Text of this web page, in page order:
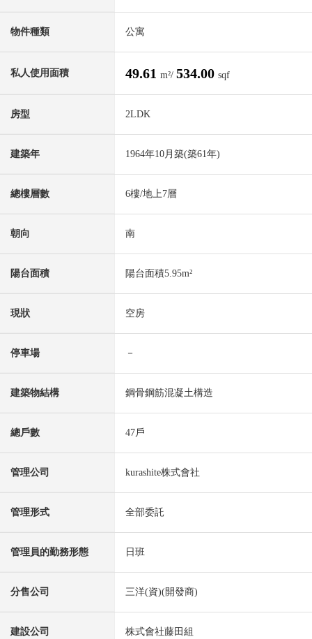
物件種類 公寓
私人使用面積 49.61 m²/ 534.00 sqf
房型 2LDK
建築年 1964年10月築(築61年)
總樓層數 6樓/地上7層
朝向 南
陽台面積 陽台面積5.95m²
現狀 空房
停車場 －
建築物結構 鋼骨鋼筋混凝土構造
總戶數 47戶
管理公司 kurashite株式會社
管理形式 全部委託
管理員的勤務形態 日班
分售公司 三洋(資)(開發商)
建設公司 株式會社藤田組